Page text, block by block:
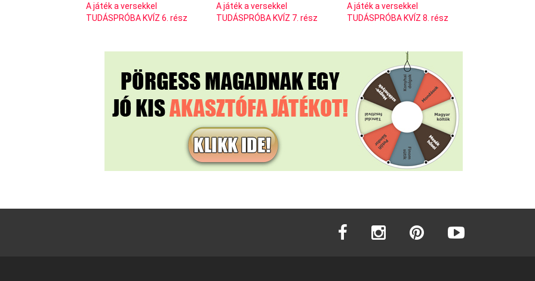
A játék a versekkel
TUDÁSPRÓBA KVÍZ 6. rész
A játék a versekkel
TUDÁSPRÓBA KVÍZ 7. rész
A játék a versekkel
TUDÁSPRÓBA KVÍZ 8. rész
facebook instagram